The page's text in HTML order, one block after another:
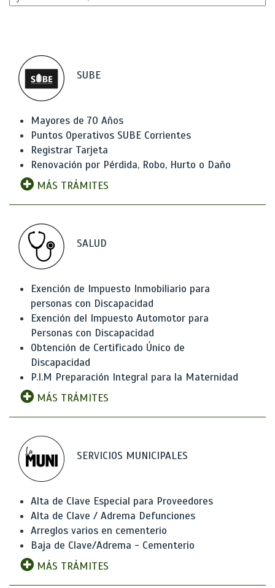
SUBE
Mayores de 70 Años
Puntos Operativos SUBE Corrientes
Registrar Tarjeta
Renovación por Pérdida, Robo, Hurto o Daño
MÁS TRÁMITES
SALUD
Exención de Impuesto Inmobiliario para
personas con Discapacidad
Exención del Impuesto Automotor para
Personas con Discapacidad
Obtención de Certificado Único de
Discapacidad
P.I.M Preparación Integral para la Maternidad
MÁS TRÁMITES
SERVICIOS MUNICIPALES
Alta de Clave Especial para Proveedores
Alta de Clave / Adrema Defunciones
Arreglos varios en cementerio
Baja de Clave/Adrema - Cementerio
MÁS TRÁMITES